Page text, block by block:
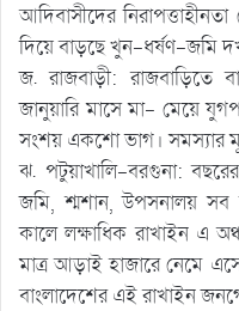
আদিবাসীদের
দিয়ে বাড়ছে খুন-ধর্ষণ-জমি
জ. রাজবাড়ী: রাজবাড়িতে
জানুয়ারি মাসে মা- মেয়ে
সংশয় একশো ভাগ। সমস্যার
ঝ. পটুয়াখালি-বরগুনা:
জমি, শ্মশান, উপসনালয় সব
কালে লক্ষাধিক রাখাইন এ
মাত্র আড়াই হাজারে নেমে
বাংলাদেশের এই রাখাইন